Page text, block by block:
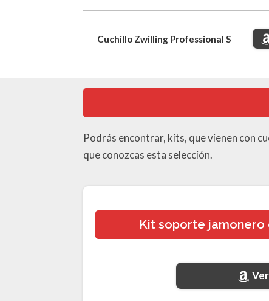
Cuchillo Zwilling Professional S
Podrás encontrar, kits, que vienen con
que conozcas esta selección.
Kit soporte jamonero